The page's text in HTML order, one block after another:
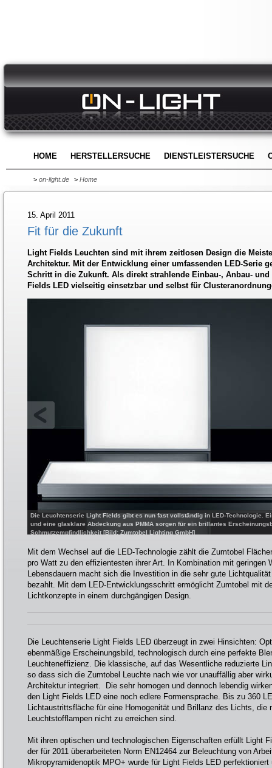
HOME HERSTELLERSUCHE DIENSTLEISTERSUCHE
> on-light.de > Home
15. April 2011
Fit für die Zukunft
Light Fields Leuchten sind mit ihrem zeitlosen Design die
Architektur. Mit der Entwicklung einer umfassenden LED-Serie
Schritt in die Zukunft. Als direkt strahlende Einbau-, Anbau-
Fields LED vielseitig einsetzbar und selbst für
Die Leuchtenserie Light Fields gibt es nun fast vollständig in LED-Technologie.
und eine glasklare Abdeckung aus PMMA sorgen für ein brillantes
Schmutzempfindlichkeit [Bild: Zumtobel Lighting GmbH]
Mit dem Wechsel auf die LED-Technologie zählt die Zumtobel
pro Watt zu den effizientesten ihrer Art. In Kombination mit geringen
Lebensdauern macht sich die Investition in die sehr gute
bezahlt. Mit dem LED-Entwicklungsschritt ermöglicht Zumtobel mit
Lichtkonzepte in einem durchgängigen Design.
Die Leuchtenserie Light Fields LED überzeugt in zwei Hinsichten:
ebenmäßige Erscheinungsbild, technologisch durch eine perfekte
Leuchteneffizienz. Die klassische, auf das Wesentliche reduzierte
so dass sich die Zumtobel Leuchte nach wie vor unauffällig aber
Architektur integriert. Die sehr homogen und dennoch lebendig
den Light Fields LED eine noch edlere Formensprache. Bis zu 360
Lichtaustrittsfläche für eine Homogenität und Brillanz des Lichts, die
Leuchtstofflampen nicht zu erreichen sind.
Mit ihren optischen und technologischen Eigenschaften erfüllt Light
der für 2011 überarbeiteten Norm EN12464 zur Beleuchtung von
Mikropyramidenoptik MPO+ wurde für Light Fields LED